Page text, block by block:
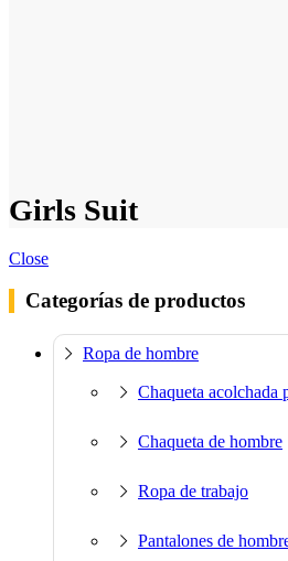
Girls Suit
Close
Categorías de productos
Ropa de hombre
Chaqueta acolchada
Chaqueta de hombre
Ropa de trabajo
Pantalones de